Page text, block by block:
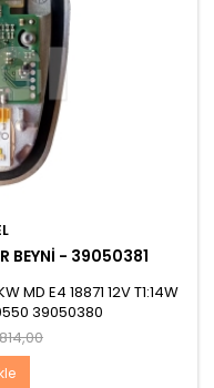
BEYNI - 39050381
MD E4 18871 12V T1:14W
39050380